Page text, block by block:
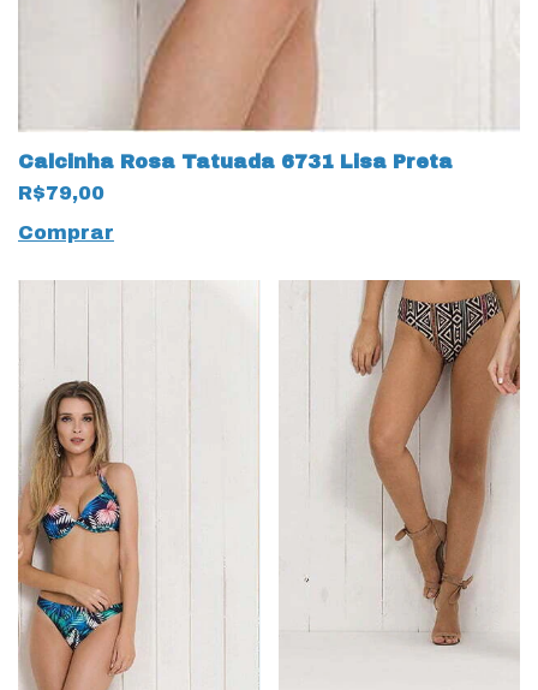
Calcinha Rosa Tatuada 6731 Lisa Preta
R$79,00
Comprar